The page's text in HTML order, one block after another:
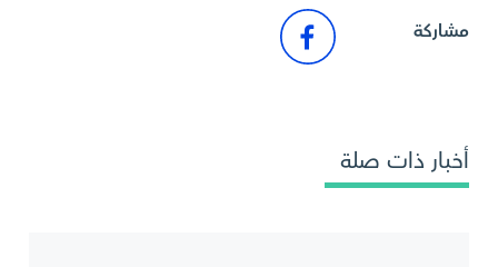
مشاركة
أخبار ذات صلة